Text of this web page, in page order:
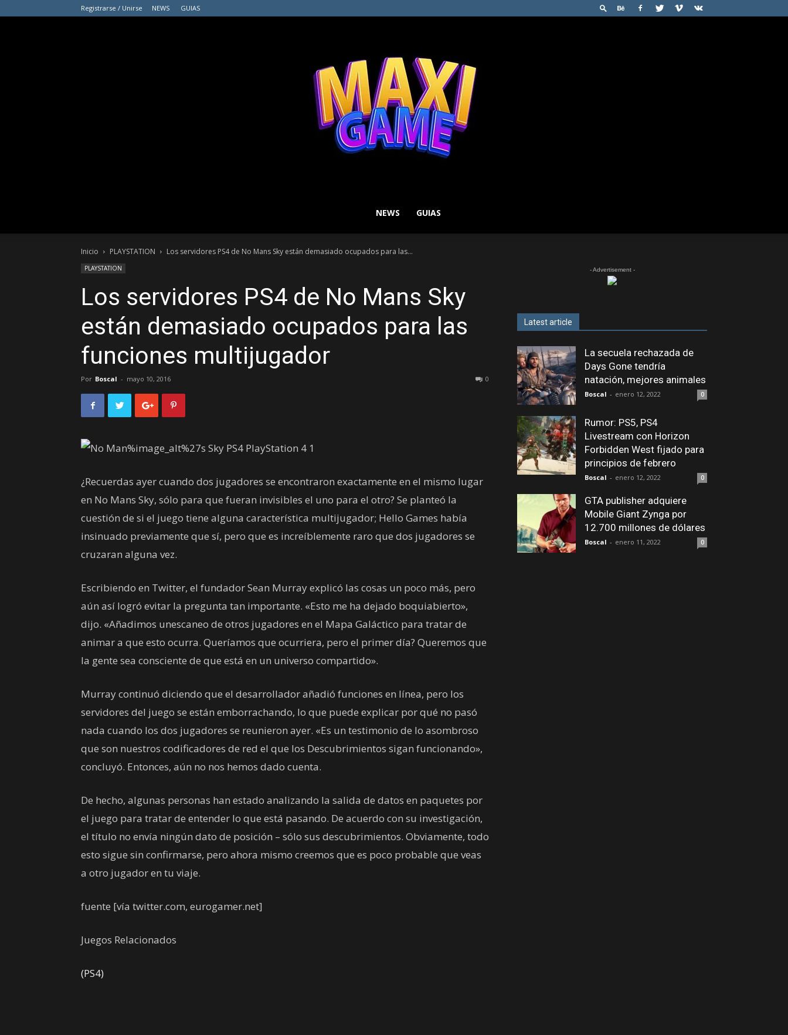
Registrarse / Unirse NEWS GUIAS
GAME
NEWS GUIAS
Inicio PLAYSTATION Los servidores PS4 de No Mans Sky están demasiado ocupados para las...
PLAYSTATION
Los servidores PS4 de No Mans Sky
están demasiado ocupados para las
funciones multijugador
Por Boscal - mayo 10, 2016 0
¿Recuerdas ayer cuando dos jugadores se encontraron exactamente en el mismo lugar
en No Mans Sky, sólo para que fueran invisibles el uno para el otro? Se planteó la
cuestión de si el juego tiene alguna característica multijugador; Hello Games había
insinuado previamente que sí, pero que es increíblemente raro que dos jugadores se
cruzaran alguna vez.
Escribiendo en Twitter, el fundador Sean Murray explicó las cosas un poco más, pero
aún así logró evitar la pregunta tan importante. «Esto me ha dejado boquiabierto»,
dijo. «Añadimos unescaneo de otros jugadores en el Mapa Galáctico para tratar de
animar a que esto ocurra. Queríamos que ocurriera, pero el primer día? Queremos que
la gente sea consciente de que está en un universo compartido».
Murray continuó diciendo que el desarrollador añadió funciones en línea, pero los
servidores del juego se están emborrachando, lo que puede explicar por qué no pasó
nada cuando los dos jugadores se reunieron ayer. «Es un testimonio de lo asombroso
que son nuestros codificadores de red el que los Descubrimientos sigan funcionando»,
concluyó. Entonces, aún no nos hemos dado cuenta.
De hecho, algunas personas han estado analizando la salida de datos en paquetes por
el juego para tratar de entender lo que está pasando. De acuerdo con su investigación,
el título no envía ningún dato de posición – sólo sus descubrimientos. Obviamente, todo
esto sigue sin confirmarse, pero ahora mismo creemos que es poco probable que veas
a otro jugador en tu viaje.
fuente [vía twitter.com, eurogamer.net]
Juegos Relacionados
(PS4)
- Advertisement -
Latest article
La secuela rechazada de
Days Gone tendría
natación, mejores animales
Boscal - enero 12, 2022 0
Rumor: PS5, PS4
Livestream con Horizon
Forbidden West fijado para
principios de febrero
Boscal - enero 12, 2022 0
GTA publisher adquiere
Mobile Giant Zynga por
12.700 millones de dólares
Boscal - enero 11, 2022 0